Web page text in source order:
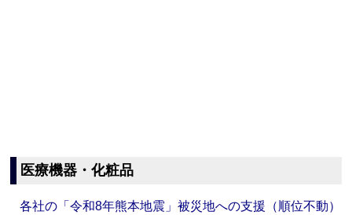
医療機器・化粧品
各社の「令和8年熊本地震」被災地への支援（順位不動）